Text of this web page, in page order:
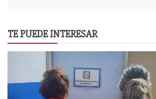
TE PUEDE INTERESAR